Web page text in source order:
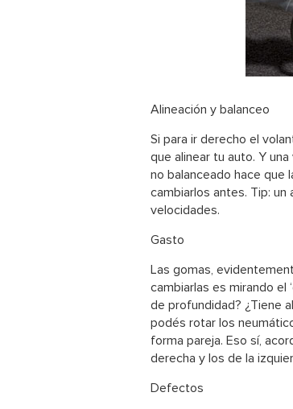
Alineación y balanceo
Si para ir derecho el
que alinear tu auto. Y
no balanceado hace que
cambiarlos antes. Tip: un
velocidades.
Gasto
Las gomas,
cambiarlas es mirando el
de profundidad? ¿Tiene
podés rotar los
forma pareja. Eso sí,
derecha y los de la
Defectos